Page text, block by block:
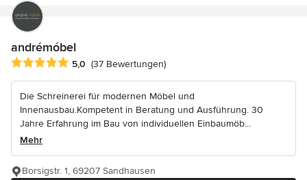
andrémóbel
Durchschnittliche Bewertung: 5 von 5 Sternen
5,0 (37 Bewertungen)
Die Schreinerei für modernen Möbel und
Innenausbau.Kompetent in Beratung und Ausführung. 30
Jahre Erfahrung im Bau von individuellen Einbaumöb...
Mehr
Borsigstr. 1, 69207 Sandhausen